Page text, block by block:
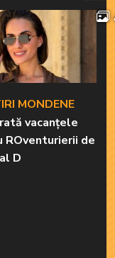
MONDENE
vacanțele
ROventurierii de
D